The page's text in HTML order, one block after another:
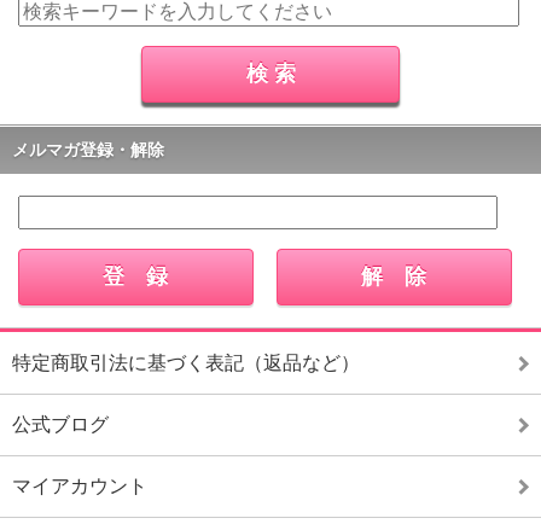
メルマガ登録・解除
特定商取引法に基づく表記（返品など）
公式ブログ
マイアカウント